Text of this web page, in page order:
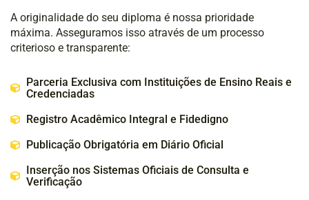
A originalidade do seu diploma é nossa prioridade
máxima. Asseguramos isso através de um processo
criterioso e transparente:
Parceria Exclusiva com Instituições de Ensino Reais e
Credenciadas
Registro Acadêmico Integral e Fidedigno
Publicação Obrigatória em Diário Oficial
Inserção nos Sistemas Oficiais de Consulta e
Verificação